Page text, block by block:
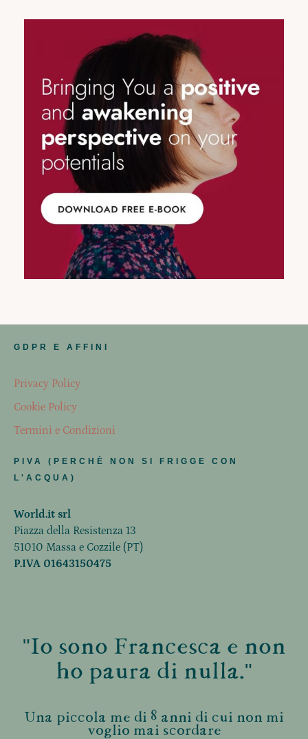
GDPR E AFFINI
Privacy Policy
Cookie Policy
Termini e Condizioni
PIVA (PERCHÈ NON SI FRIGGE CON
L'ACQUA)
World.it srl
Piazza della Resistenza 13
51010 Massa e Cozzile (PT)
P.IVA 01643150475
"Io sono Francesca e non
ho paura di nulla."
Una piccola me di 8 anni di cui non mi
voglio mai scordare